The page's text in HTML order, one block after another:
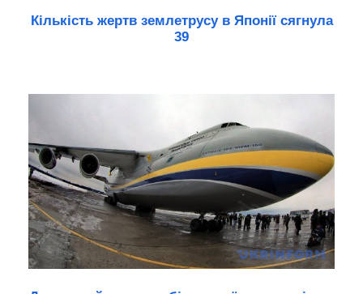
Кількість жертв землетрусу в Японії сягнула
39